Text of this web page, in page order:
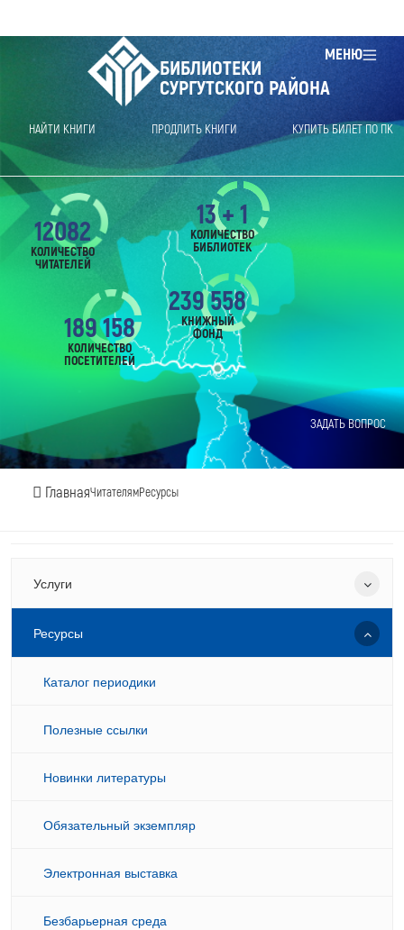
МЕНЮ
БИБЛИОТЕКИ
СУРГУТСКОГО РАЙОНА
НАЙТИ КНИГИ ПРОДЛИТЬ КНИГИ КУПИТЬ БИЛЕТ ПО ПК
ЗАДАТЬ ВОПРОС
ГлавнаяЧитателямРесурсы
12082
КОЛИЧЕСТВО
ЧИТАТЕЛЕЙ
189 158
КОЛИЧЕСТВО
ПОСЕТИТЕЛЕЙ
239 558
КНИЖНЫЙ
ФОНД
13 + 1
КОЛИЧЕСТВО
БИБЛИОТЕК
Услуги
Ресурсы
Каталог периодики
Полезные ссылки
Новинки литературы
Обязательный экземпляр
Электронная выставка
Безбарьерная среда